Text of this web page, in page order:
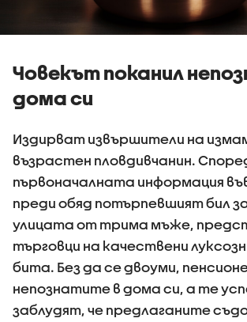
Човекът поканил
дома си
Издирват извършители на
възрастен пловдивчанин.
първоначалната информация
преди обяд потърпевшият бил
улицата от трима мъже,
търговци на качествени
бита. Без да се двоуми,
непознатите в дома си, а те
заблудят, че предлаганите